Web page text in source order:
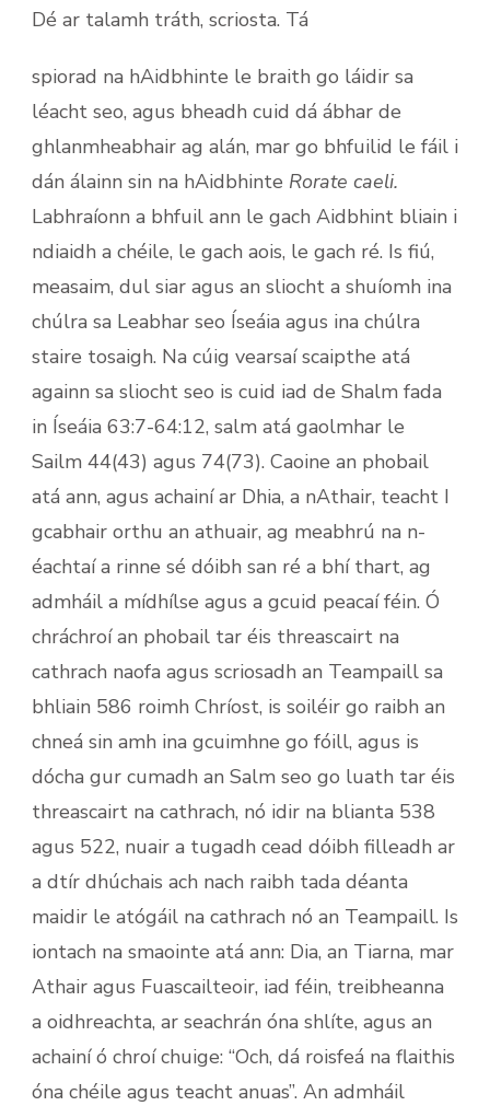
Dé ar talamh tráth, scriosta. Tá
spiorad na hAidbhinte le braith go láidir sa
léacht seo, agus bheadh cuid dá ábhar de
ghlanmheabhair ag alán, mar go bhfuilid le fáil i
dán ál­ainn sin na hAidbhinte Rorate caeli.
Labhraíonn a bhfuil ann le gach Aidbhint bliain i
ndiaidh a chéile, le gach aois, le gach ré. Is fiú,
measaim, dul siar agus an sliocht a shuíomh ina
chúlra sa Leabhar seo Íseáia agus ina chúlra
staire tosaigh. Na cúig vearsaí scaipthe atá
againn sa sliocht seo is cuid iad de Shalm fada
in Íseáia 63:7-64:12, salm atá gaolmhar le
Sailm 44(43) agus 74(73). Caoine an phobail
atá ann, agus achainí ar Dhia, a nAthair, teacht I
gcabhair orthu an athuair, ag meabhrú na n-
éachtaí a rinne sé dóibh san ré a bhí thart, ag
admháil a mídhílse agus a gcuid peacaí féin. Ó
chráchroí an phobail tar éis threascairt na
cathrach naofa agus scriosadh an Teampaill sa
bhliain 586 roimh Chríost, is soiléir go raibh an
chneá sin amh ina gcuimhne go fóill, agus is
dócha gur cumadh an Salm seo go luath tar éis
threascairt na cathrach, nó idir na blianta 538
agus 522, nuair a tugadh cead dóibh filleadh ar
a dtír dhúchais ach nach raibh tada déanta
maidir le atógáil na cathrach nó an Teampaill. Is
iontach na smaointe atá ann: Dia, an Tiarna, mar
Athair agus Fuascailteoir, iad féin, treibheanna
a oidhreachta, ar seachrán óna shlíte, agus an
achainí ó chroí chuige: “Och, dá roisfeá na flaithis
óna chéile agus teacht anuas”. An admháil